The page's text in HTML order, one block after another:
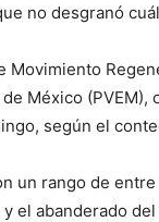
no desgranó
Movimiento
México
según el
un rango de
el abanderado